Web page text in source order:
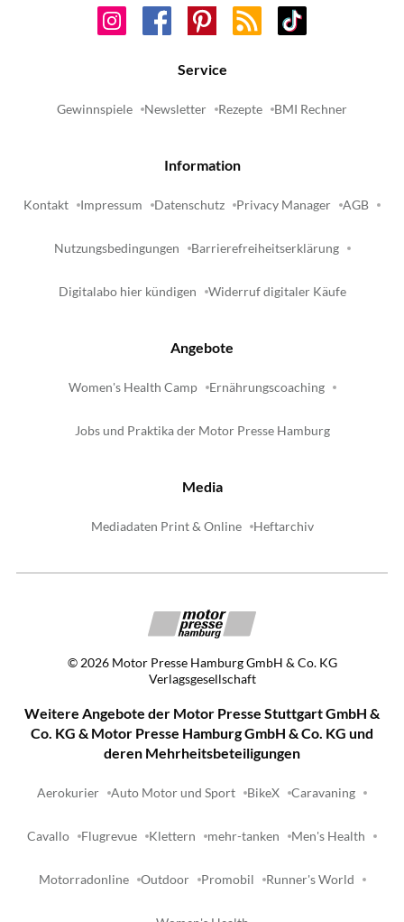
Service
Gewinnspiele Newsletter Rezepte BMI Rechner
Information
Kontakt Impressum Datenschutz Privacy Manager AGB
Nutzungsbedingungen Barrierefreiheitserklärung
Digitalabo hier kündigen Widerruf digitaler Käufe
Angebote
Women's Health Camp Ernährungscoaching
Jobs und Praktika der Motor Presse Hamburg
Media
Mediadaten Print & Online Heftarchiv
© 2026 Motor Presse Hamburg GmbH & Co. KG
Verlagsgesellschaft
Weitere Angebote der Motor Presse Stuttgart GmbH &
Co. KG & Motor Presse Hamburg GmbH & Co. KG und
deren Mehrheitsbeteiligungen
Aerokurier Auto Motor und Sport BikeX Caravaning
Cavallo Flugrevue Klettern mehr-tanken Men's Health
Motorradonline Outdoor Promobil Runner's World